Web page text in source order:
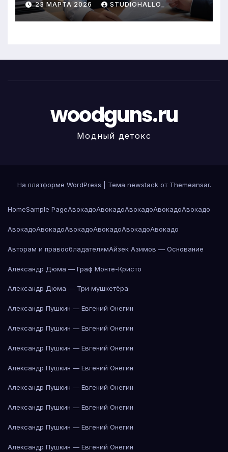
23 МАРТА 2026 STUDIOHALLO_
woodguns.ru
Модный детокс
На платформе WordPress Тема newstack от Themeansar.
HomeSample PageАвокадоАвокадоАвокадоАвокадоАвокадо
АвокадоАвокадоАвокадоАвокадоАвокадоАвокадо
Авторам и правообладателямАйзек Азимов — Основание
Александр Дюма — Граф Монте-Кристо
Александр Дюма — Три мушкетёра
Александр Пушкин — Евгений Онегин
Александр Пушкин — Евгений Онегин
Александр Пушкин — Евгений Онегин
Александр Пушкин — Евгений Онегин
Александр Пушкин — Евгений Онегин
Александр Пушкин — Евгений Онегин
Александр Пушкин — Евгений Онегин
Александр Пушкин — Евгений Онегин